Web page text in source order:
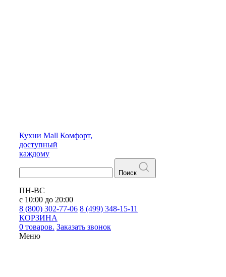
Кухни Mall Комфорт,
доступный
каждому
Поиск
ПН-ВС
с 10:00 до 20:00
8 (800) 302-77-06 8 (499) 348-15-11
КОРЗИНА
0 товаров. Заказать звонок
Меню